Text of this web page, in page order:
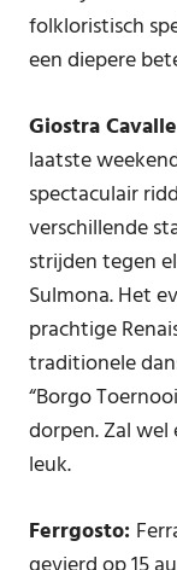
folkloristisch
een diepere
Giostra
laatste
spectaculair
verschillende
strijden tegen
Sulmona. Het
prachtige
traditionele
“Borgo
dorpen. Zal
leuk.
Ferrgosto: